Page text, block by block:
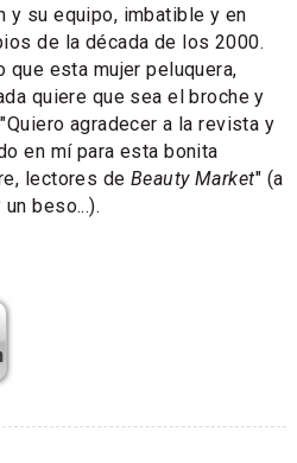
y su equipo, imbatible y en
de la década de los 2000.
que esta mujer peluquera,
quiere que sea el broche y
agradecer a la revista y
en mí para esta bonita
lectores de Beauty Market" (a
beso...).